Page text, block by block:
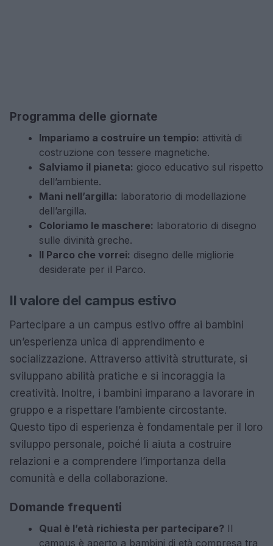
Programma delle giornate
Impariamo a costruire un tempio: attività di
costruzione con tessere magnetiche.
Salviamo il pianeta: gioco educativo sul rispetto
dell’ambiente.
Mani nell’argilla: laboratorio di modellazione
dell’argilla.
Coloriamo le maschere: laboratorio di disegno
sulle divinità greche.
Il Parco che vorrei: disegno delle migliorie
desiderate per il Parco.
Il valore del campus estivo
Partecipare a un campus estivo offre ai bambini
un’esperienza unica di apprendimento e
socializzazione. Attraverso attività strutturate, si
sviluppano abilità pratiche e si incoraggia la
creatività. Inoltre, i bambini imparano a lavorare in
gruppo e a rispettare l’ambiente circostante.
Questo tipo di esperienza è fondamentale per il loro
sviluppo personale, poiché li aiuta a costruire
relazioni e a comprendere l’importanza della
comunità e della collaborazione.
Domande frequenti
Qual è l’età richiesta per partecipare? Il
campus è aperto a bambini di età compresa tra